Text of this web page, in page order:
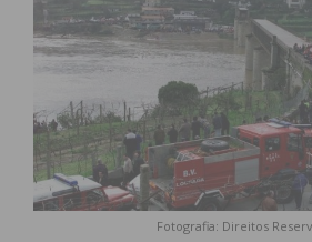
Fotografia: Direitos